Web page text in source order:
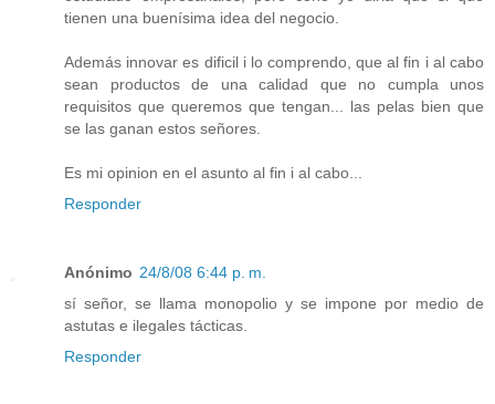
tienen una buenísima idea del negocio.
Además innovar es dificil i lo comprendo, que al fin i al cabo
sean productos de una calidad que no cumpla unos
requisitos que queremos que tengan... las pelas bien que
se las ganan estos señores.
Es mi opinion en el asunto al fin i al cabo...
Responder
Anónimo 24/8/08 6:44 p. m.
sí señor, se llama monopolio y se impone por medio de
astutas e ilegales tácticas.
Responder